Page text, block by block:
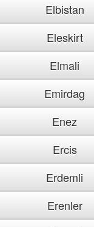
Elbistan
Eleskirt
Elmali
Emirdag
Enez
Ercis
Erdemli
Erenler